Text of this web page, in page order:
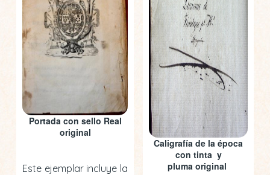
Portada con sello Real
original
Este ejemplar incluye la
Caligrafía de la época
con tinta y
pluma original